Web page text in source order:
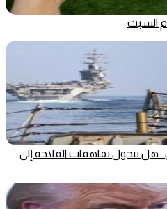
السبت
هل تتحول تفاهمات الملاحة إلى